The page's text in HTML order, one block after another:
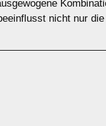
nicht nur